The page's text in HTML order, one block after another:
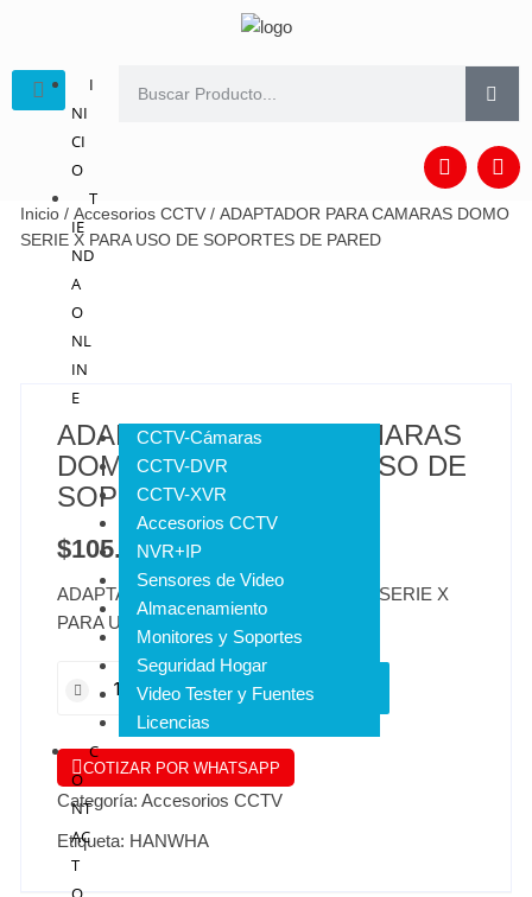
I
NI
CI
O
T
IE
ND
A
O
NL
IN
E
CCTV-Cámaras
CCTV-DVR
CCTV-XVR
Accesorios CCTV
NVR+IP
Sensores de Video
Almacenamiento
Monitores y Soportes
Seguridad Hogar
Video Tester y Fuentes
Licencias
C
O
NT
AC
T
Inicio /Accesorios CCTV / ADAPTADOR PARA CAMARAS DOMO
SERIE X PARA USO DE SOPORTES DE PARED
ADAPTADOR PARA CAMARAS
DOMO SERIE X PARA USO DE
SOPORTES DE PARED
$105.422 IVA INCLUIDO
ADAPTADOR PARA CAMARAS DOMO SERIE X
PARA USO DE SOPORTES DE PARED
AÑADIR AL CARRITO
COTIZAR POR WHATSAPP
Categoría:Accesorios CCTV
Etiqueta: HANWHA